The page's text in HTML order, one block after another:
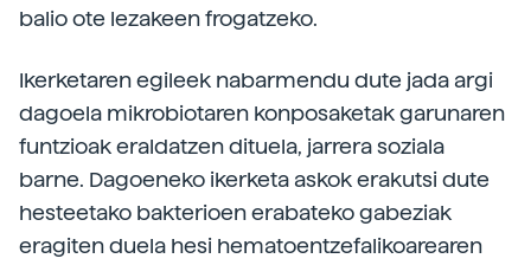
balio ote lezakeen frogatzeko.
Ikerketaren egileek nabarmendu dute jada argi
dagoela mikrobiotaren konposaketak garunaren
funtzioak eraldatzen dituela, jarrera soziala
barne. Dagoeneko ikerketa askok erakutsi dute
hesteetako bakterioen erabateko gabeziak
eragiten duela hesi hematoentzefalikoarearen